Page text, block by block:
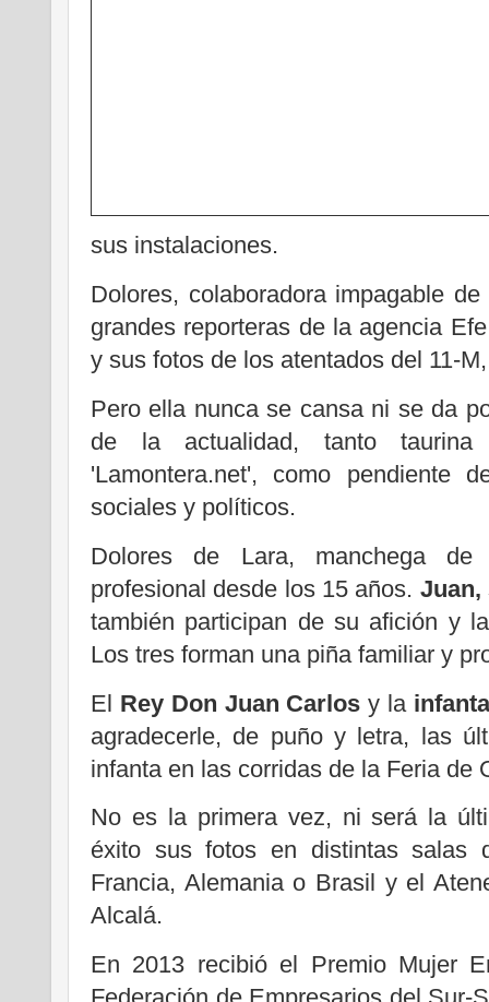
sus instalaciones.
Dolores, colaboradora impagable
grandes reporteras de la agencia
y sus fotos de los atentados del 11-
Pero ella nunca se cansa ni se da
de la actualidad, tanto
'Lamontera.net', como pendiente
sociales y políticos.
Dolores de Lara, manchega
profesional desde los 15 años. Juan,
también participan de su afición y
Los tres forman una piña familiar y
El Rey Don Juan Carlos y la
agradecerle, de puño y letra, las
infanta en las corridas de la Feria de
No es la primera vez, ni será la
éxito sus fotos en distintas salas
Francia, Alemania o Brasil y el
Alcalá.
En 2013 recibió el Premio Mujer